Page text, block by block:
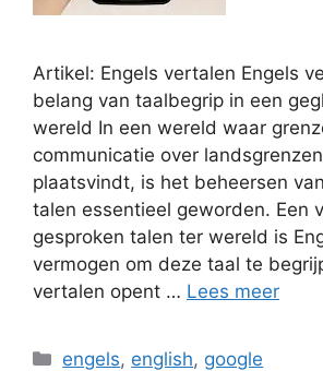
Artikel: Engels vertalen Engels
belang van taalbegrip in een
wereld In een wereld waar
communicatie over
plaatsvindt, is het beheersen
talen essentieel geworden. Een
gesproken talen ter wereld is
vermogen om deze taal te
vertalen opent … Lees meer
Categorieën
engels, english, google